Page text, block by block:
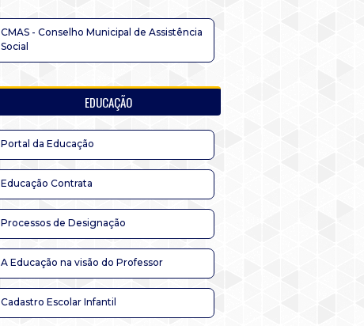
CMAS - Conselho Municipal de Assistência
Social
EDUCAÇÃO
Portal da Educação
Educação Contrata
Processos de Designação
A Educação na visão do Professor
Cadastro Escolar Infantil